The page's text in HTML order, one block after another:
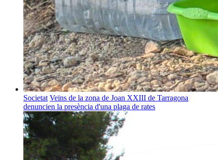
Societat Veïns de la zona de Joan XXIII de Tarragona
denuncien la presència d'una plaga de rates